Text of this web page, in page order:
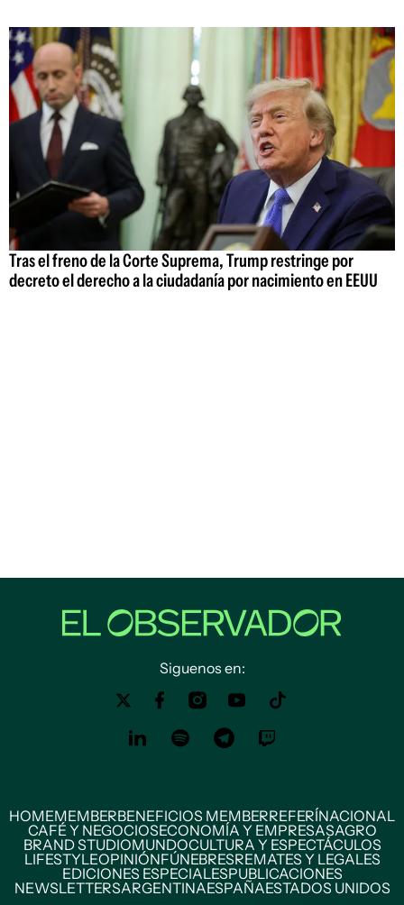
Tras el freno de la Corte Suprema, Trump restringe por
decreto el derecho a la ciudadanía por nacimiento en EEUU
Siguenos en:
HOMEMEMBERBENEFICIOS MEMBERREFERÍNACIONAL
CAFÉ Y NEGOCIOSECONOMÍA Y EMPRESASAGRO
BRAND STUDIOMUNDOCULTURA Y ESPECTÁCULOS
LIFESTYLEOPINIÓNFÚNEBRESREMATES Y LEGALES
EDICIONES ESPECIALESPUBLICACIONES
NEWSLETTERSARGENTINAESPAÑAESTADOS UNIDOS